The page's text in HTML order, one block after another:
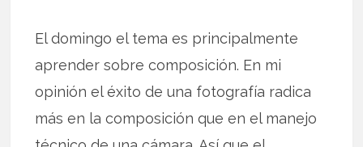
El domingo el tema es principalmente
aprender sobre composición. En mi
opinión el éxito de una fotografía radica
más en la composición que en el manejo